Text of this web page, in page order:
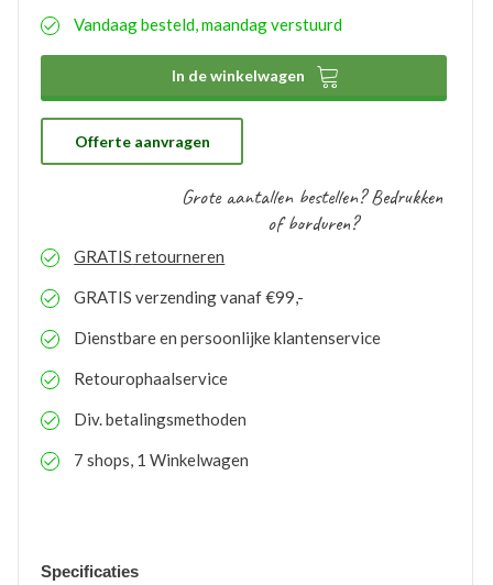
aangemaakte bedrukkingsprofielen worden
hoeft u bij eventuele nabestellingen niet nogmaals het
proces te doorlopen. De bestelde logo’s kunnen door
ons gratis op voorraad gehouden worden. Bij eventuele
nabestellingen is uw voorraad bekend en kunt u de
logo’s toepassen op elk gewenste artikel.
Vandaag besteld, maandag verstuurd
In de winkelwagen 
Offerte aanvragen
Grote aantallen bestellen? Bedrukken
of borduren?
GRATIS retourneren
GRATIS verzending vanaf €99,-
Dienstbare en persoonlijke klantenservice
Retourophaalservice
Div. betalingsmethoden
7 shops, 1 Winkelwagen
Specificaties